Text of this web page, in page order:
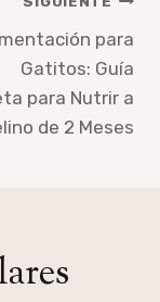
para
Gatitos: Guía
para Nutrir a
de 2 Meses